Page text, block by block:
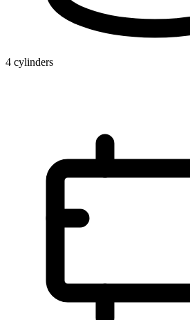
4 cylinders